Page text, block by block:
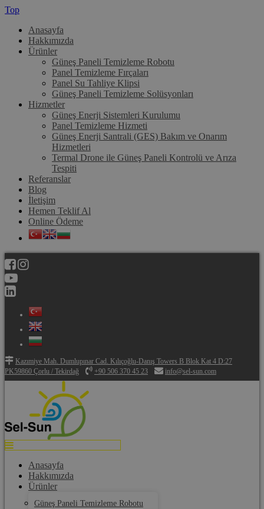
Top
Anasayfa
Hakkımızda
Ürünler
Güneş Paneli Temizleme Robotu
Panel Temizleme Fırçaları
Panel Su Tahliye Klipsi
Güneş Paneli Temizleme Solüsyonları
Hizmetler
Güneş Enerji Sistemleri Kurulumu
Panel Temizleme Hizmeti
Güneş Enerji Santrali (GES) Bakım ve Onarım
Hizmetleri
Termal Drone ile Güneş Paneli Kontrolü ve Arıza
Tespiti
Referanslar
Blog
İletişim
Hemen Teklif Al
Online Ödeme
Kazımiye Mah. Dumlupınar Cad. Kılıçoğlu-Danış Towers B Blok Kat 4 D:27
PK59860 Çorlu / Tekirdağ
+90 506 370 45 23 info@sel-sun.com
Anasayfa
Hakkımızda
Ürünler
Güneş Paneli Temizleme Robotu